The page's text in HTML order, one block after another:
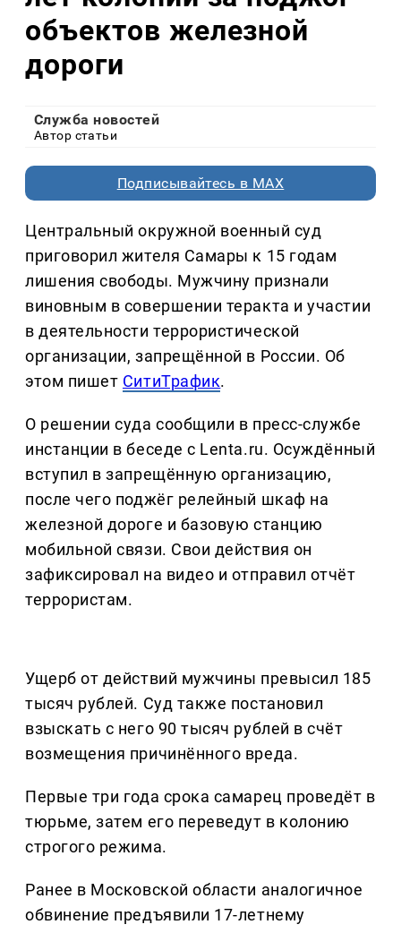
объектов железной
дороги
Служба новостей
Автор статьи
Подписывайтесь в MAX
Центральный окружной военный суд
приговорил жителя Самары к 15 годам
лишения свободы. Мужчину признали
виновным в совершении теракта и участии
в деятельности террористической
организации, запрещённой в России. Об
этом пишет СитиТрафик.
О решении суда сообщили в пресс-службе
инстанции в беседе с Lenta.ru. Осуждённый
вступил в запрещённую организацию,
после чего поджёг релейный шкаф на
железной дороге и базовую станцию
мобильной связи. Свои действия он
зафиксировал на видео и отправил отчёт
террористам.
Ущерб от действий мужчины превысил 185
тысяч рублей. Суд также постановил
взыскать с него 90 тысяч рублей в счёт
возмещения причинённого вреда.
Первые три года срока самарец проведёт в
тюрьме, затем его переведут в колонию
строгого режима.
Ранее в Московской области аналогичное
обвинение предъявили 17-летнему